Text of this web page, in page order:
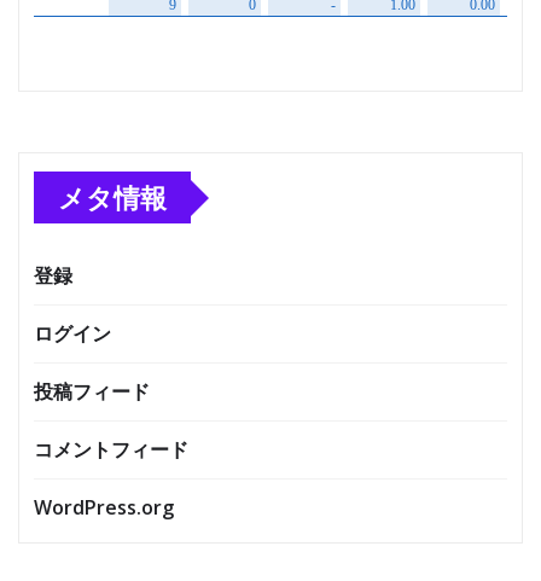
メタ情報
登録
ログイン
投稿フィード
コメントフィード
WordPress.org